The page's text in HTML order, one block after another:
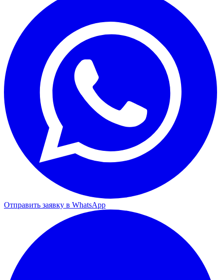
Отправить заявку в WhatsApp